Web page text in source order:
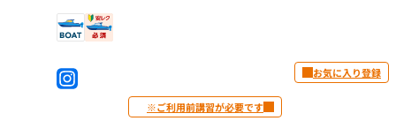
お気に入り登録
※ご利用前講習が必要です